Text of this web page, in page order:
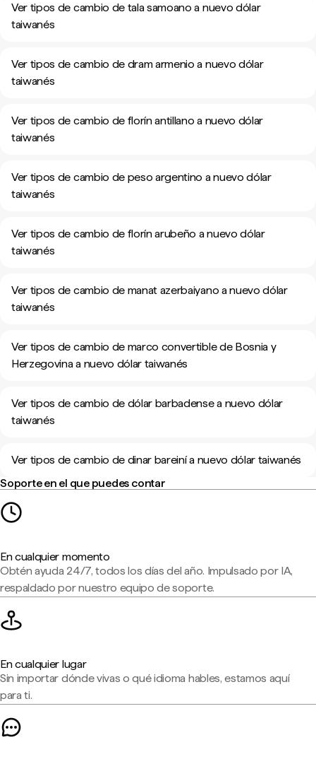
Ver tipos de cambio de tala samoano a nuevo dólar
taiwanés
Ver tipos de cambio de dram armenio a nuevo dólar
taiwanés
Ver tipos de cambio de florín antillano a nuevo dólar
taiwanés
Ver tipos de cambio de peso argentino a nuevo dólar
taiwanés
Ver tipos de cambio de florín arubeño a nuevo dólar
taiwanés
Ver tipos de cambio de manat azerbaiyano a nuevo dólar
taiwanés
Ver tipos de cambio de marco convertible de Bosnia y
Herzegovina a nuevo dólar taiwanés
Ver tipos de cambio de dólar barbadense a nuevo dólar
taiwanés
Ver tipos de cambio de dinar bareiní a nuevo dólar taiwanés
Soporte en el que puedes contar
En cualquier momento
Obtén ayuda 24/7, todos los días del año. Impulsado por IA,
respaldado por nuestro equipo de soporte.
En cualquier lugar
Sin importar dónde vivas o qué idioma hables, estamos aquí
para ti.